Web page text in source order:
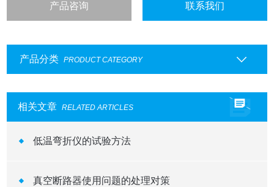
产品咨询 联系我们
产品分类 PRODUCT CATEGORY
相关文章 RELATED ARTICLES
低温弯折仪的试验方法
真空断路器使用问题的处理对策